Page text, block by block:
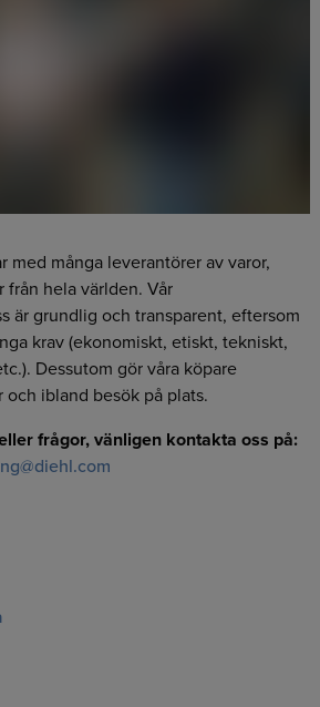
med många leverantörer av varor,
hela världen. Vår
är grundlig och transparent, eftersom
krav (ekonomiskt, etiskt, tekniskt,
Dessutom gör våra köpare
ibland besök på plats.
frågor, vänligen kontakta oss på: